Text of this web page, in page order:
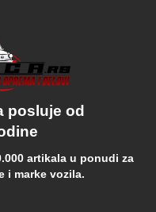
posluje od
artikala u ponudi za
i marke vozila.